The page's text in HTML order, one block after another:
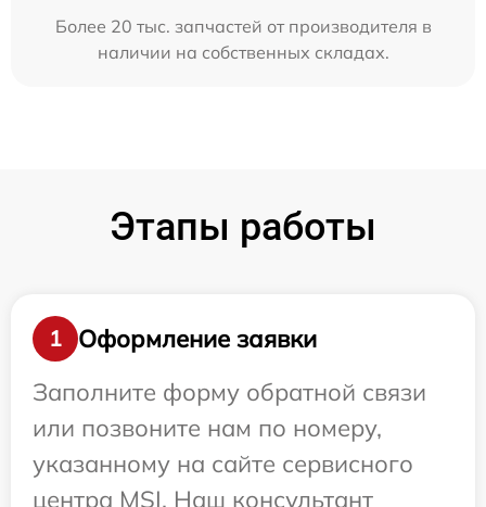
Более 20 тыс. запчастей от производителя в
наличии на собственных складах.
Этапы работы
1
Оформление заявки
Заполните форму обратной связи
или позвоните нам по номеру,
указанному на сайте сервисного
центра MSI. Наш консультант